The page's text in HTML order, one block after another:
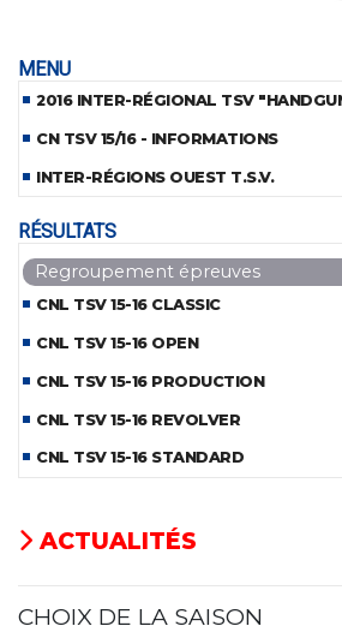
MENU
2016 INTER-RÉGIONAL TSV
CN TSV 15/16 - INFORMATIONS
INTER-RÉGIONS OUEST T.S.V.
RÉSULTATS
Regroupement épreuves
CNL TSV 15-16 CLASSIC
CNL TSV 15-16 OPEN
CNL TSV 15-16 PRODUCTION
CNL TSV 15-16 REVOLVER
CNL TSV 15-16 STANDARD
ACTUALITÉS
CHOIX DE LA SAISON